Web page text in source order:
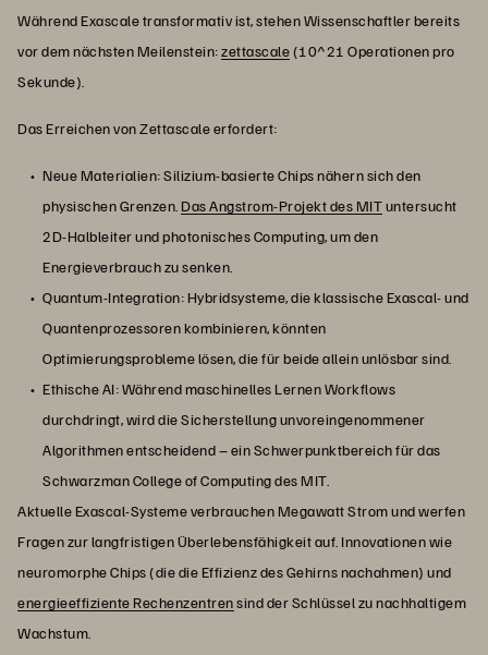
Während Exascale transformativ ist, stehen Wissenschaftler bereits
vor dem nächsten Meilenstein:zettascale(10^21 Operationen pro
Sekunde).
Das Erreichen von Zettascale erfordert:
Neue Materialien: Silizium-basierte Chips nähern sich den
physischen Grenzen.Das Angstrom-Projekt des MITuntersucht
2D-Halbleiter und photonisches Computing, um den
Energieverbrauch zu senken.
Quantum-Integration: Hybridsysteme, die klassische Exascal- und
Quantenprozessoren kombinieren, könnten
Optimierungsprobleme lösen, die für beide allein unlösbar sind.
Ethische AI: Während maschinelles Lernen Workflows
durchdringt, wird die Sicherstellung unvoreingenommener
Algorithmen entscheidend – ein Schwerpunktbereich für das
Schwarzman College of Computing des MIT.
Aktuelle Exascal-Systeme verbrauchen Megawatt Strom und werfen
Fragen zur langfristigen Überlebensfähigkeit auf. Innovationen wie
neuromorphe Chips (die die Effizienz des Gehirns nachahmen) und
energieeffiziente Rechenzentrensind der Schlüssel zu nachhaltigem
Wachstum.